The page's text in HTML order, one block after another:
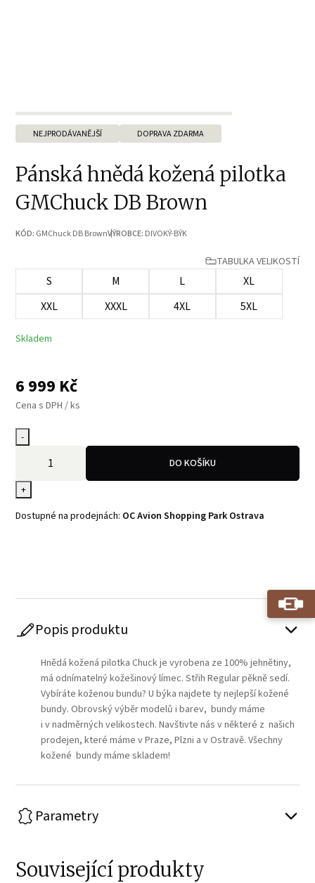
NEJPRODÁVANĚJŠÍ DOPRAVA ZDARMA
Pánská hnědá kožená pilotka
GMChuck DB Brown
KÓD: GMChuck DB BrownVÝROBCE: DIVOKÝ-BÝK
TABULKA VELIKOSTÍ
S M L
XL
XXL
XXXL 4XL 5XL
Skladem
6 999 Kč
Cena s DPH / ks
-
+
DO KOŠÍKU
Dostupné na prodejnách: OC Avion Shopping Park Ostrava
Popis produktu
Hnědá kožená pilotka Chuck je vyrobena ze 100% jehnětiny,
má odnímatelný kožešinový límec. Střih Regular pěkně sedí.
Vybíráte koženou bundu? U býka najdete ty nejlepší kožené
bundy. Obrovský výběr modelů i barev, bundy máme
i v nadměrných velikostech. Navštivte nás v některé z našich
prodejen, které máme v Praze, Plzni a v Ostravě. Všechny
kožené bundy máme skladem!
Parametry
Související produkty